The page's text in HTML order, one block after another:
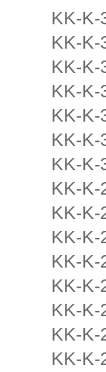
KK-K-
KK-K-
KK-K-
KK-K-
KK-K-
KK-K-
KK-K-
KK-K-
KK-K-
KK-K-
KK-K-
KK-K-
KK-K-
KK-K-
KK-K-